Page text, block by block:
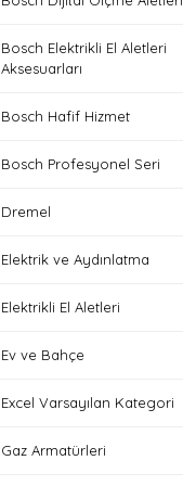
Bosch Elektrikli El Aletleri
Aksesuarları
Bosch Hafif Hizmet
Bosch Profesyonel Seri
Dremel
Elektrik ve Aydınlatma
Elektrikli El Aletleri
Ev ve Bahçe
Excel Varsayılan Kategori
Gaz Armatürleri